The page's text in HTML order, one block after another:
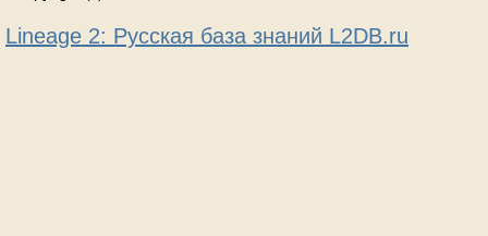
Lineage 2: Русская база знаний L2DB.ru